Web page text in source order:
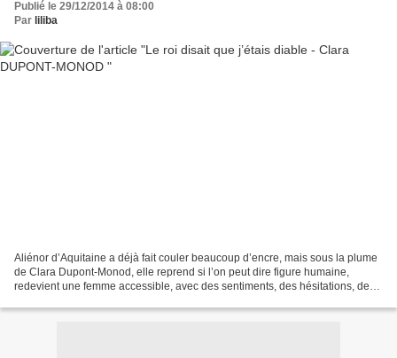
Publié le 29/12/2014 à 08:00
Par liliba
Aliénor d’Aquitaine a déjà fait couler beaucoup d’encre, mais sous la plume
de Clara Dupont-Monod, elle reprend si l’on peut dire figure humaine,
redevient une femme accessible, avec des sentiments, des hésitations, des